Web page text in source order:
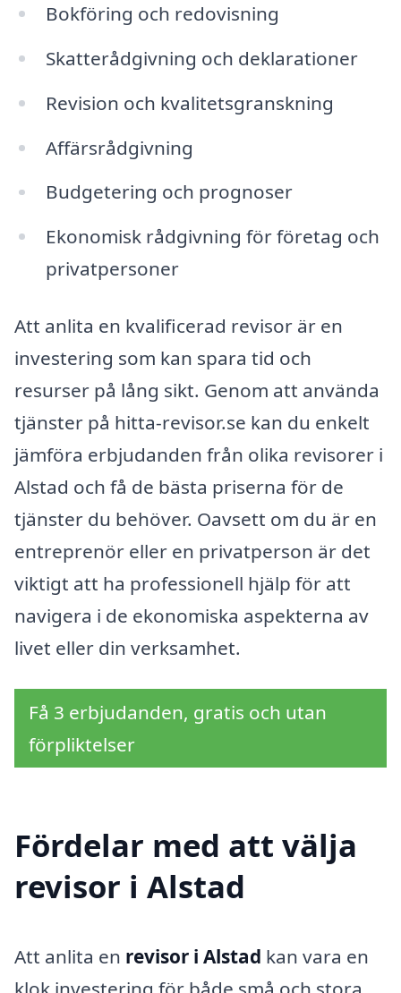
Bokföring och redovisning
Skatterådgivning och deklarationer
Revision och kvalitetsgranskning
Affärsrådgivning
Budgetering och prognoser
Ekonomisk rådgivning för företag och
privatpersoner
Att anlita en kvalificerad revisor är en
investering som kan spara tid och
resurser på lång sikt. Genom att använda
tjänster på hitta-revisor.se kan du enkelt
jämföra erbjudanden från olika revisorer i
Alstad och få de bästa priserna för de
tjänster du behöver. Oavsett om du är en
entreprenör eller en privatperson är det
viktigt att ha professionell hjälp för att
navigera i de ekonomiska aspekterna av
livet eller din verksamhet.
Få 3 erbjudanden, gratis och utan
förpliktelser
Fördelar med att välja
revisor i Alstad
Att anlita en revisor i Alstad kan vara en